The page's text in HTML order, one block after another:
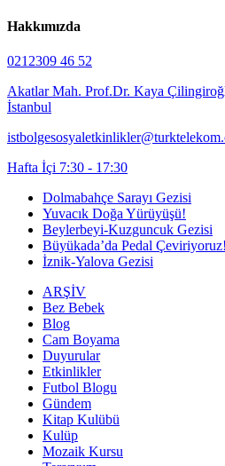
Hakkımızda
0212309 46 52
Akatlar Mah. Prof.Dr. Kaya
İstanbul
Hafta İçi 7:30 - 17:30
Dolmabahçe Sarayı Gezisi
Yuvacık Doğa Yürüyüşü!
Beylerbeyi-Kuzguncuk Gezisi
Büyükada’da Pedal Çeviriyoruz!
İznik-Yalova Gezisi
ARŞİV
Bez Bebek
Blog
Cam Boyama
Duyurular
Etkinlikler
Futbol Blogu
Gündem
Kitap Kulübü
Kulüp
Mozaik Kursu